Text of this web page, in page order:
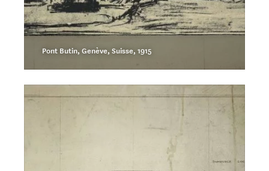
Pont Butin, Genève, Suisse, 1915